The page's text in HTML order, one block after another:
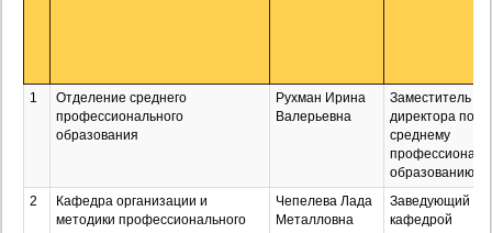
1
Отделение среднего
профессионального
образования
Рухман Ирина
Валерьевна
Заместитель
директора по
среднему
образованию
2
Кафедра организации и
методики профессионального
Чепелева Лада
Металловна
Заведующий
кафедрой